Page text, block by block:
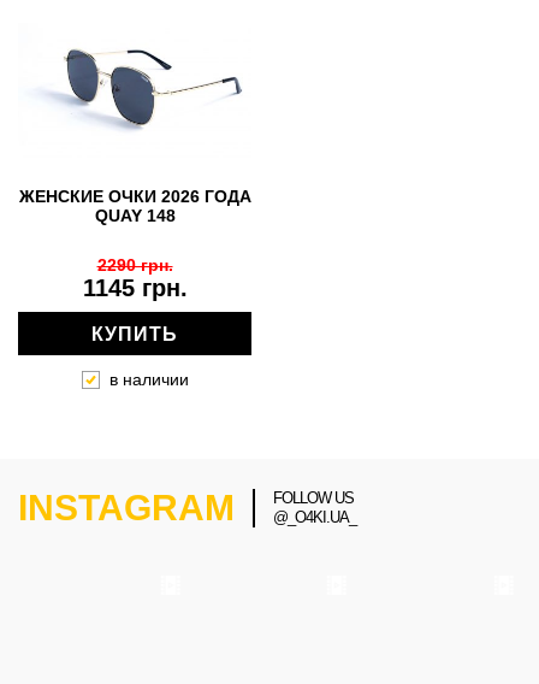
ЖЕНСКИЕ ОЧКИ 2026 ГОДА
QUAY 148
1145 грн.
2290 грн.
КУПИТЬ
в наличии
INSTAGRAM
FOLLOW US
@_O4KI.UA_